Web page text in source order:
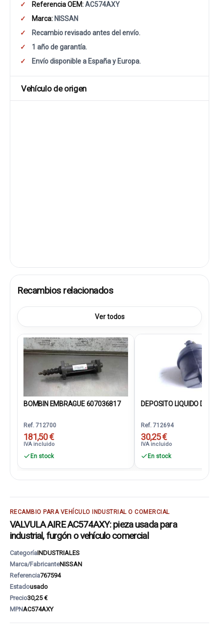
Referencia OEM:AC574AXY
Marca: NISSAN
Recambio revisado antes del envío.
1 año de garantía.
Envío disponible a España y Europa.
Vehículo de origen
Recambios relacionados
Ver todos
BOMBIN EMBRAGUE 607036817
Ref. 712700
181,50 €
IVA incluido
En stock
DEPOSITO LIQUIDO
Ref. 712694
30,25 €
IVA incluido
En stock
RECAMBIO PARA VEHÍCULO INDUSTRIAL O COMERCIAL
VALVULA AIRE AC574AXY: pieza usada para
industrial, furgón o vehículo comercial
CategoríaINDUSTRIALES
Marca/FabricanteNISSAN
Referencia767594
Estadousado
Precio30,25 €
MPNAC574AXY